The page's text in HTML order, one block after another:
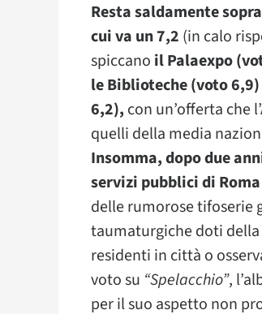
Resta saldamente
cui va un 7,2 (in calo
spiccano il Palaexpo
le Biblioteche (voto 6,9)
6,2), con un’offerta che
quelli della media
Insomma, dopo due
servizi pubblici di
delle rumorose tifoserie
taumaturgiche doti
residenti in città o
voto su “Spelacchio”,
per il suo aspetto non